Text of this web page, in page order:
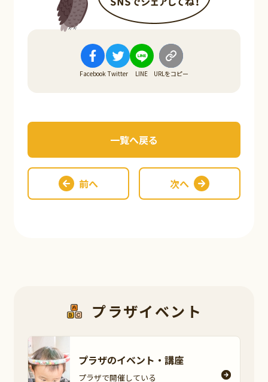
Facebook Twitter LINE URLをコピー
前へ
一覧へ戻る
次へ
プラザイベント
プラザのイベント・ 講座
プラザで開催している